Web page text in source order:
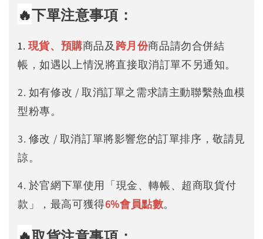
🔥下單注意事項：
1. 現貨、預購商品及 跨月份商品請勿合併結
帳，如遇以上情況將直接取消訂單不另通知。
2. 如有修改 / 取消訂單之需求請主動聯繫熱血模
型粉專。
3. 修改 / 取消訂單將影響您的訂單排序，敬請見
諒。
4. 於官網下單使用「現金、轉帳、超商取貨付
款」，最高可獲得6%會員點數。